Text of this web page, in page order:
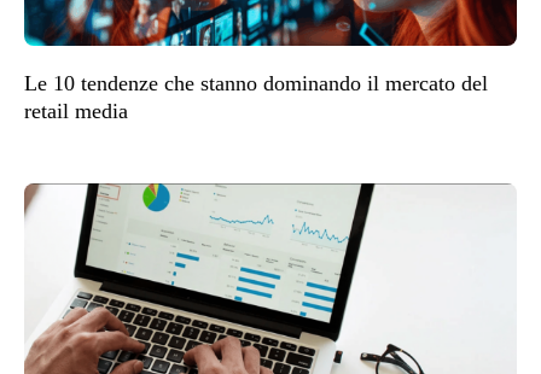
Le 10 tendenze che stanno dominando il mercato del
retail media